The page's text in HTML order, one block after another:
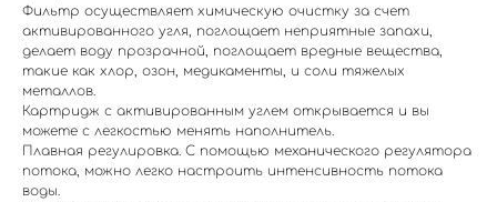
Фильтр осуществляет химическую очистку за счет
активированного угля, поглощает неприятные запахи,
делает воду прозрачной, поглощает вредные вещества,
такие как хлор, озон, медикаменты, и соли тяжелых
металлов.
Картридж с активированным углем открывается и вы
можете с легкостью менять наполнитель.
Плавная регулировка. С помощью механического регулятора
потока, можно легко настроить интенсивность потока
воды.